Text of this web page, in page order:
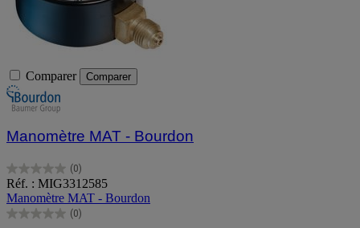
Comparer Comparer
Manomètre MAT - Bourdon
(0)
0.0
sur
5
étoiles.
Réf. : MIG3312585
Manomètre MAT - Bourdon
(0)
0.0